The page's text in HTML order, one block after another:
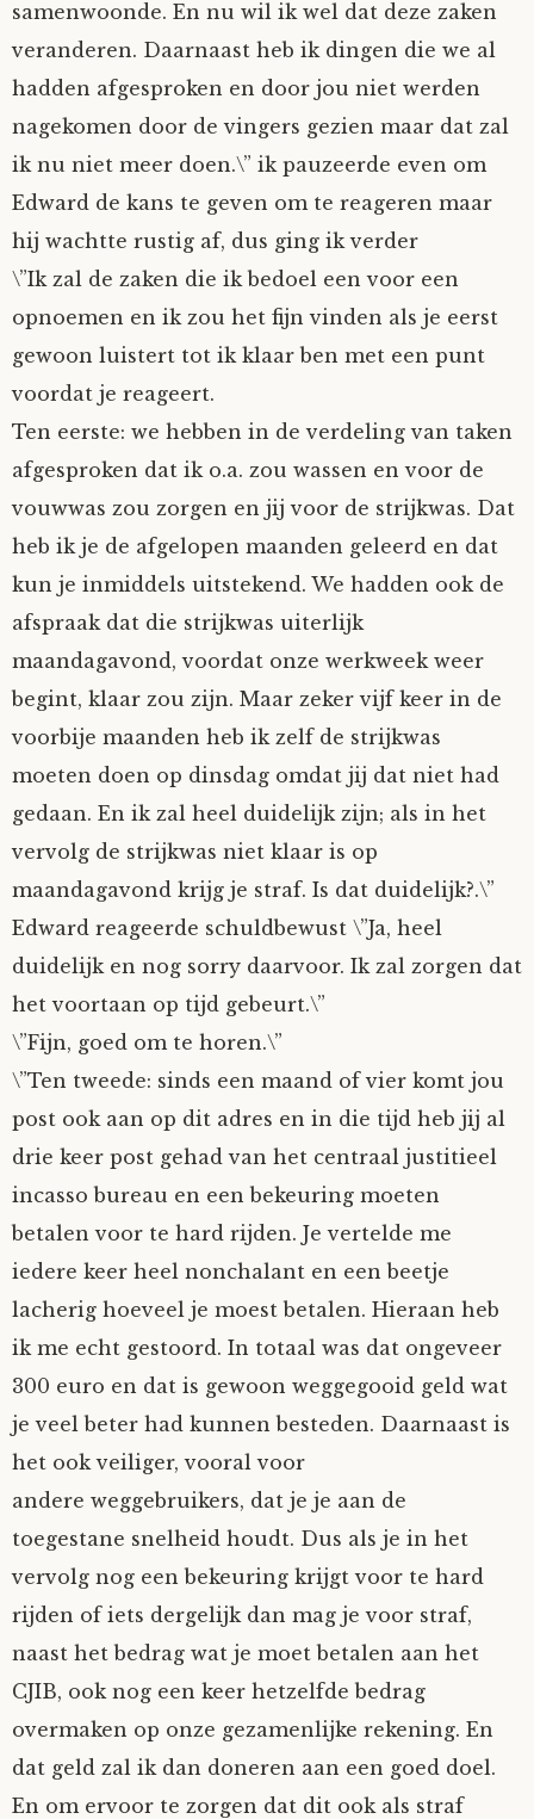
samenwoonde. En nu wil ik wel dat deze zaken
veranderen. Daarnaast heb ik dingen die we al
hadden afgesproken en door jou niet werden
nagekomen door de vingers gezien maar dat zal
ik nu niet meer doen.\” ik pauzeerde even om
Edward de kans te geven om te reageren maar
hij wachtte rustig af, dus ging ik verder
\”Ik zal de zaken die ik bedoel een voor een
opnoemen en ik zou het fijn vinden als je eerst
gewoon luistert tot ik klaar ben met een punt
voordat je reageert.
Ten eerste: we hebben in de verdeling van taken
afgesproken dat ik o.a. zou wassen en voor de
vouwwas zou zorgen en jij voor de strijkwas. Dat
heb ik je de afgelopen maanden geleerd en dat
kun je inmiddels uitstekend. We hadden ook de
afspraak dat die strijkwas uiterlijk
maandagavond, voordat onze werkweek weer
begint, klaar zou zijn. Maar zeker vijf keer in de
voorbije maanden heb ik zelf de strijkwas
moeten doen op dinsdag omdat jij dat niet had
gedaan. En ik zal heel duidelijk zijn; als in het
vervolg de strijkwas niet klaar is op
maandagavond krijg je straf. Is dat duidelijk?.\”
Edward reageerde schuldbewust \”Ja, heel
duidelijk en nog sorry daarvoor. Ik zal zorgen dat
het voortaan op tijd gebeurt.\”
\”Fijn, goed om te horen.\”
\”Ten tweede: sinds een maand of vier komt jou
post ook aan op dit adres en in die tijd heb jij al
drie keer post gehad van het centraal justitieel
incasso bureau en een bekeuring moeten
betalen voor te hard rijden. Je vertelde me
iedere keer heel nonchalant en een beetje
lacherig hoeveel je moest betalen. Hieraan heb
ik me echt gestoord. In totaal was dat ongeveer
300 euro en dat is gewoon weggegooid geld wat
je veel beter had kunnen besteden. Daarnaast is
het ook veiliger, vooral voor
andere weggebruikers, dat je je aan de
toegestane snelheid houdt. Dus als je in het
vervolg nog een bekeuring krijgt voor te hard
rijden of iets dergelijk dan mag je voor straf,
naast het bedrag wat je moet betalen aan het
CJIB, ook nog een keer hetzelfde bedrag
overmaken op onze gezamenlijke rekening. En
dat geld zal ik dan doneren aan een goed doel.
En om ervoor te zorgen dat dit ook als straf